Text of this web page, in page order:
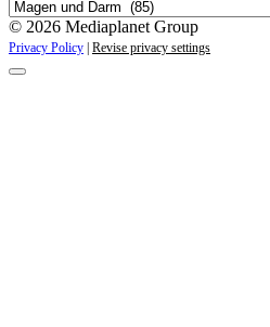
© 2026 Mediaplanet Group
Privacy Policy | Revise privacy settings